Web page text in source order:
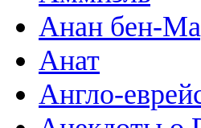
Анан бен-
Анат
Англо-